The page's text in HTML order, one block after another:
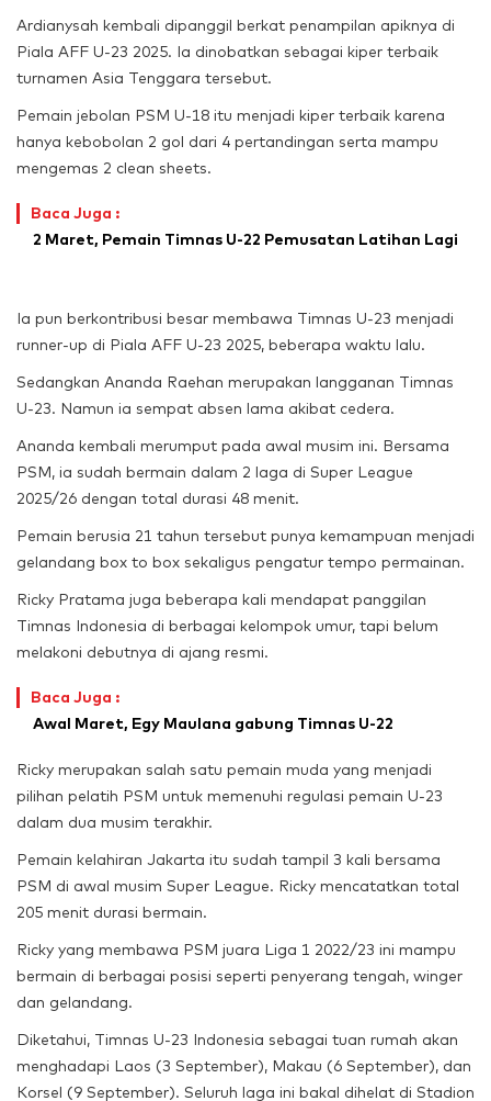
Ardianysah kembali dipanggil berkat penampilan apiknya di
Piala AFF U-23 2025. Ia dinobatkan sebagai kiper terbaik
turnamen Asia Tenggara tersebut.
Pemain jebolan PSM U-18 itu menjadi kiper terbaik karena
hanya kebobolan 2 gol dari 4 pertandingan serta mampu
mengemas 2 clean sheets.
Baca Juga :
2 Maret, Pemain Timnas U-22 Pemusatan Latihan Lagi
Ia pun berkontribusi besar membawa Timnas U-23 menjadi
runner-up di Piala AFF U-23 2025, beberapa waktu lalu.
Sedangkan Ananda Raehan merupakan langganan Timnas
U-23. Namun ia sempat absen lama akibat cedera.
Ananda kembali merumput pada awal musim ini. Bersama
PSM, ia sudah bermain dalam 2 laga di Super League
2025/26 dengan total durasi 48 menit.
Pemain berusia 21 tahun tersebut punya kemampuan menjadi
gelandang box to box sekaligus pengatur tempo permainan.
Ricky Pratama juga beberapa kali mendapat panggilan
Timnas Indonesia di berbagai kelompok umur, tapi belum
melakoni debutnya di ajang resmi.
Baca Juga :
Awal Maret, Egy Maulana gabung Timnas U-22
Ricky merupakan salah satu pemain muda yang menjadi
pilihan pelatih PSM untuk memenuhi regulasi pemain U-23
dalam dua musim terakhir.
Pemain kelahiran Jakarta itu sudah tampil 3 kali bersama
PSM di awal musim Super League. Ricky mencatatkan total
205 menit durasi bermain.
Ricky yang membawa PSM juara Liga 1 2022/23 ini mampu
bermain di berbagai posisi seperti penyerang tengah, winger
dan gelandang.
Diketahui, Timnas U-23 Indonesia sebagai tuan rumah akan
menghadapi Laos (3 September), Makau (6 September), dan
Korsel (9 September). Seluruh laga ini bakal dihelat di Stadion